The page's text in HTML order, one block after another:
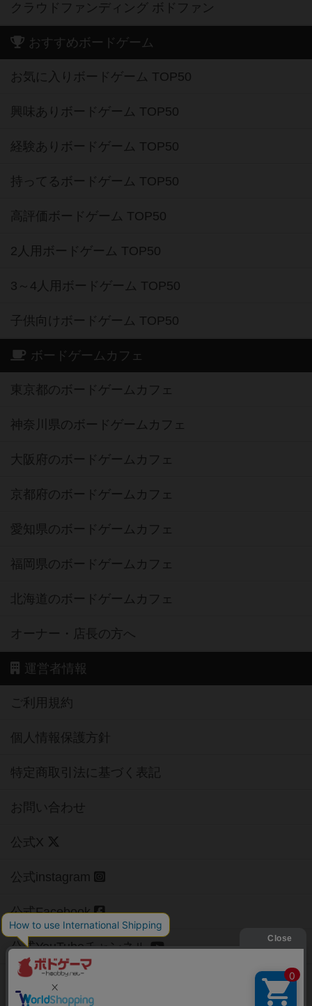
クラウドファンディング ボドファン
おすすめボードゲーム
お気に入りボードゲーム TOP50
興味ありボードゲーム TOP50
経験ありボードゲーム TOP50
持ってるボードゲーム TOP50
高評価ボードゲーム TOP50
2人用ボードゲーム TOP50
3～4人用ボードゲーム TOP50
子供向けボードゲーム TOP50
ボードゲームカフェ
東京都のボードゲームカフェ
神奈川県のボードゲームカフェ
大阪府のボードゲームカフェ
京都府のボードゲームカフェ
愛知県のボードゲームカフェ
福岡県のボードゲームカフェ
北海道のボードゲームカフェ
オーナー・店長の方へ
運営者情報
ご利用規約
個人情報保護方針
特定商取引法に基づく表記
お問い合わせ
公式X
公式instagram
公式Facebook
公式YouTubeチャンネル